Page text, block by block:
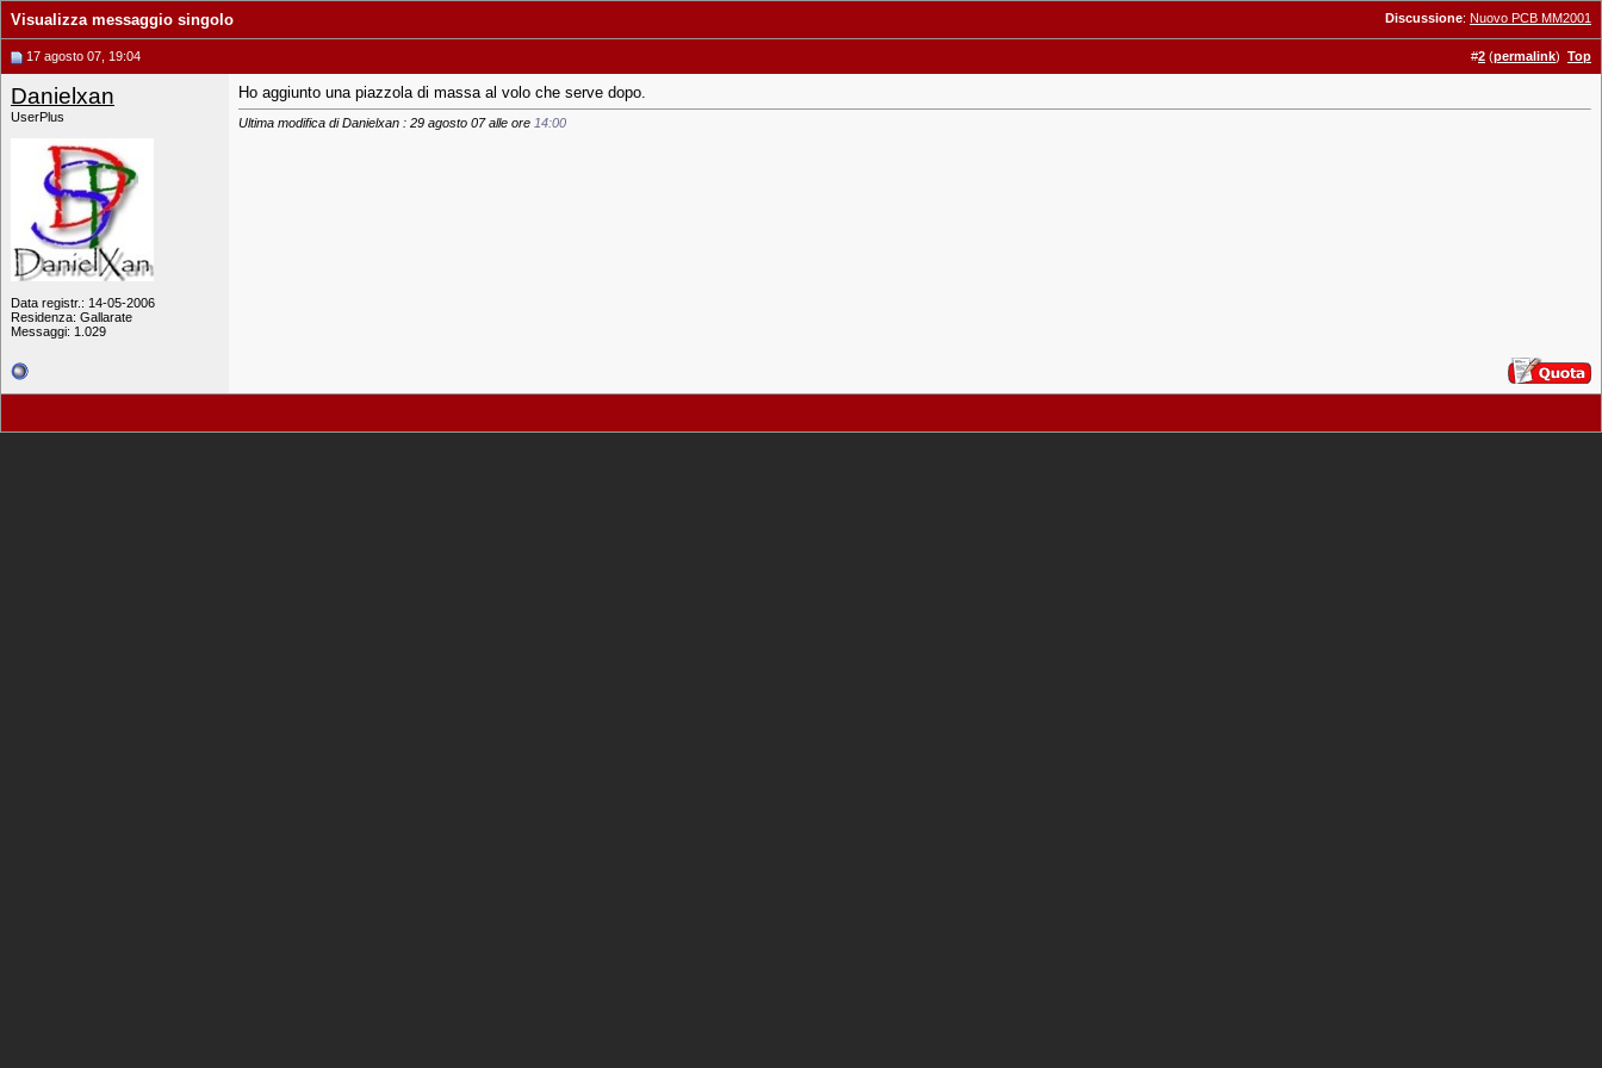
Discussione: Nuovo PCB MM2001
Visualizza messaggio singolo
17 agosto 07, 19:04 #2 (permalink) Top
Danielxan
UserPlus
Data registr.: 14-05-2006
Residenza: Gallarate
Messaggi: 1.029
Ho aggiunto una piazzola di massa al volo che serve dopo.
Ultima modifica di Danielxan : 29 agosto 07 alle ore 14:00